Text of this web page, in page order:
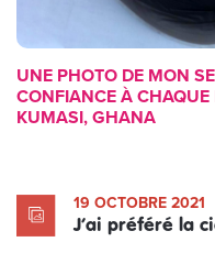
UNE PHOTO DE MON
CONFIANCE À
KUMASI, GHANA
19 OCTOBRE 2021
J’ai préféré la